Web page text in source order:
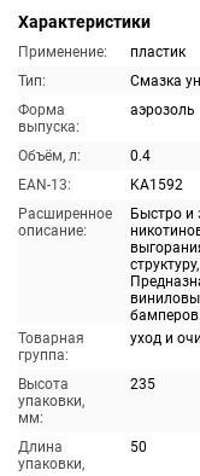
Характеристики
Применение:
пластик
Тип:
Смазка
Форма
выпуска:
аэрозоль
Объём, л:
0.4
EAN-13:
KA1592
Расширенное
описание:
Быстро и
Товарная
группа:
уход и
Высота
упаковки,
мм:
235
Длина
упаковки,
50